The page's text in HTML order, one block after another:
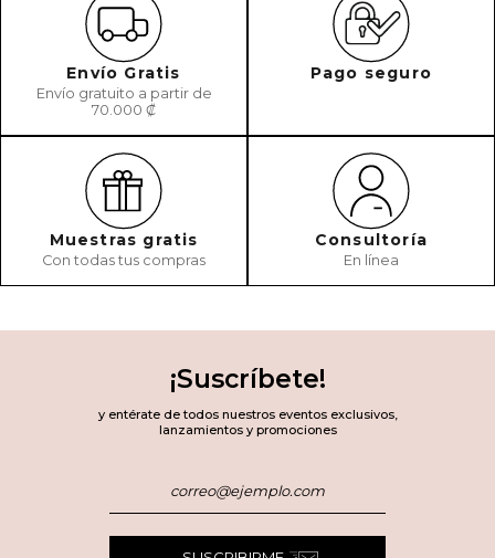
Envío Gratis
Envío gratuito a partir de
70.000 ₡
Pago seguro
Muestras gratis
Con todas tus compras
Consultoría
En línea
¡Suscríbete!
y entérate de todos nuestros eventos exclusivos,
lanzamientos y promociones